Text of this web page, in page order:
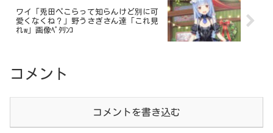
ワイ「兎田ぺこらって知らんけど別に可
愛くなくね？」野うさぎさん達「これ見
れw」画像ﾍﾟﾀﾘﾝｺ
コメント
コメントを書き込む